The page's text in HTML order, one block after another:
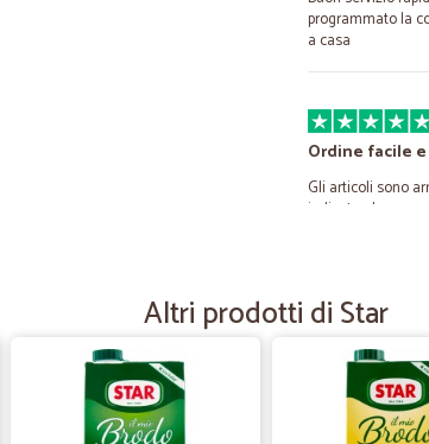
programmato la
a casa
Ordine facile
Gli articoli sono
indicato al
Il mio giudizio
Il mio giudizio
nettamente
consegne è
Altri prodotti di Star